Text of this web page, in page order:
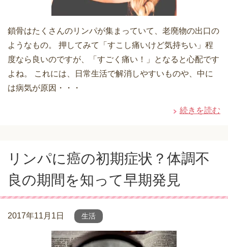
鎖骨はたくさんのリンパが集まっていて、老廃物の出口の
ようなもの。 押してみて「すこし痛いけど気持ちい」程
度なら良いのですが、「すごく痛い！」となると心配です
よね。 これには、日常生活で解消しやすいものや、中に
は病気が原因・・・
続きを読む
リンパに癌の初期症状？体調不
良の期間を知って早期発見
2017年11月1日 生活